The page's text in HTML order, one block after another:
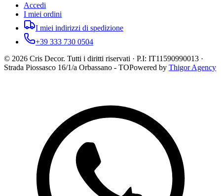
Accedi
I miei ordini
I miei indirizzi di spedizione
+39 333 730 0504
© 2026 Cris Decor. Tutti i diritti riservati · P.I: IT11590990013 ·
Strada Piossasco 16/1/a Orbassano - TOPowered by Thigor Agency